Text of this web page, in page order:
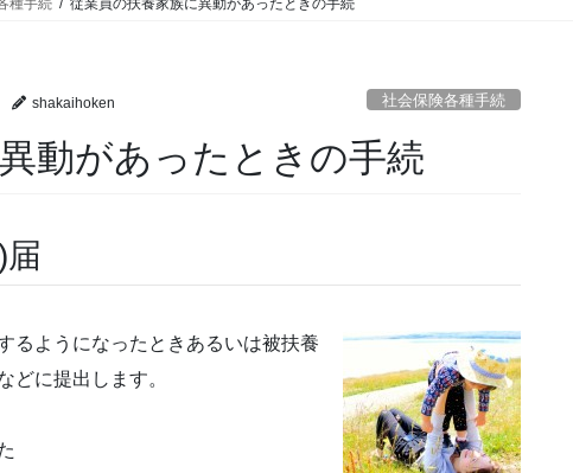
種手続 従業員の扶養家族に異動があったときの手続
shakaihoken 社会保険各種手続
動があったときの手続
るようになったときあるいは被扶養
どに提出します。